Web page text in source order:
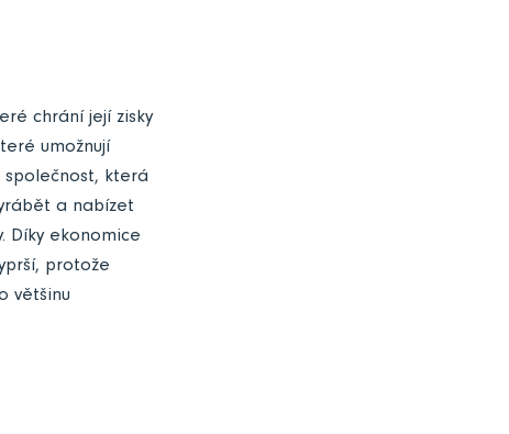
chrání její zisky
umožnují
společnost, která
a nabízet
Díky ekonomice
protože
většinu